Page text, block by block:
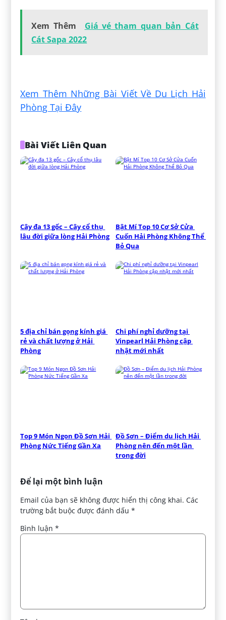
Xem Thêm
Giá vé tham quan bản Cát
Cát Sapa 2022
Xem Thêm Những Bài Viết Về Du Lịch Hải
Phòng Tại Đây
Bài Viết Liên Quan
Cây đa 13 gốc – Cây cổ thụ
lâu đời giữa lòng Hải Phòng
Bật Mí Top 10 Cơ Sở Cửa
Cuốn Hải Phòng Không Thể
Bỏ Qua
5 địa chỉ bán gọng kính giá
rẻ và chất lượng ở Hải
Phòng
Chi phí nghỉ dưỡng tại
Vinpearl Hải Phòng cập
nhật mới nhất
Top 9 Món Ngon Đồ Sơn Hải
Phòng Nức Tiếng Gần Xa
Đồ Sơn – Điểm du lịch Hải
Phòng nên đến một lần
trong đời
Để lại một bình luận
Email của bạn sẽ không được hiển thị công khai. Các
trường bắt buộc được đánh dấu*
Bình luận*